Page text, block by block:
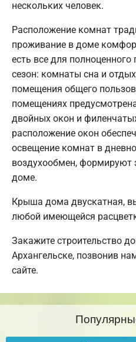
нескольких человек.
Расположение комнат
проживание в доме
есть все для
сезон: комнаты сна и
помещения общего
помещениях
двойных окон и
расположение окон
освещение комнат в
воздухообмен,
доме.
Крыша дома двускатная,
любой имеющейся
Закажите строительство
Архангельске, позвонив
сайте.